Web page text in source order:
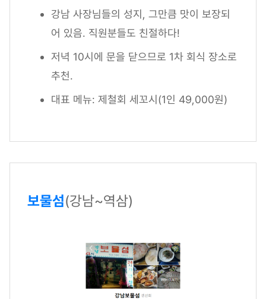
강남 사장님들의 성지, 그만큼 맛이 보장되
어 있음. 직원분들도 친절하다!
저녁 10시에 문을 닫으므로 1차 회식 장소로
추천.
대표 메뉴: 제철회 세꼬시(1인 49,000원)
보물섬(강남~역삼)